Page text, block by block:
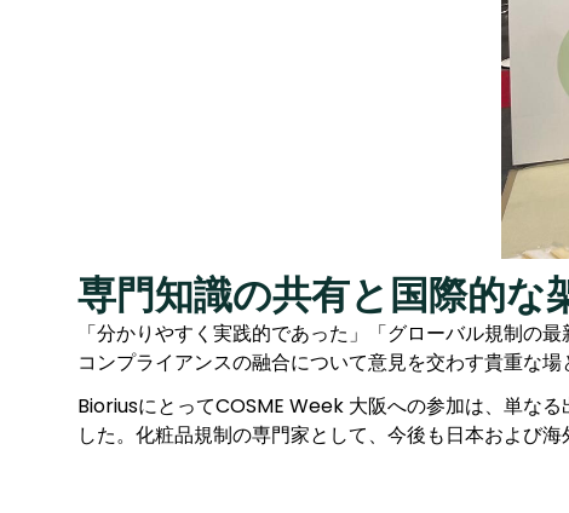
専門知識の共有と国際的な
「分かりやすく実践的であった」「グローバル規制の
コンプライアンスの融合について意見を交わす貴重な
BioriusにとってCOSME Week 大阪への参加は、単な
した。化粧品規制の専門家として、今後も日本および